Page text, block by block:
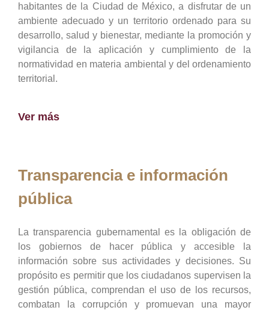
habitantes de la Ciudad de México, a disfrutar de un
ambiente adecuado y un territorio ordenado para su
desarrollo, salud y bienestar, mediante la promoción y
vigilancia de la aplicación y cumplimiento de la
normatividad en materia ambiental y del ordenamiento
territorial.
Ver más
Transparencia e información
pública
La transparencia gubernamental es la obligación de
los gobiernos de hacer pública y accesible la
información sobre sus actividades y decisiones. Su
propósito es permitir que los ciudadanos supervisen la
gestión pública, comprendan el uso de los recursos,
combatan la corrupción y promuevan una mayor